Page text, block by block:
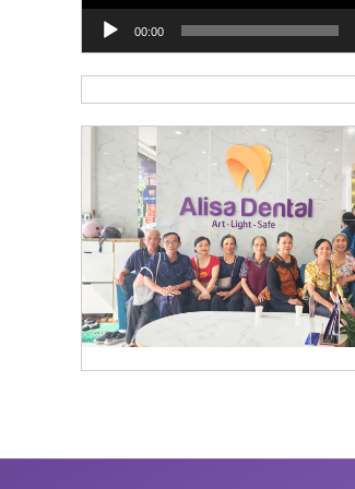
00:00